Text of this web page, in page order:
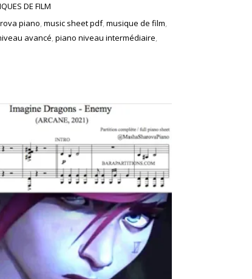
DE FILM
piano,music sheet pdf,musique de film,
avancé,piano niveau intermédiaire,